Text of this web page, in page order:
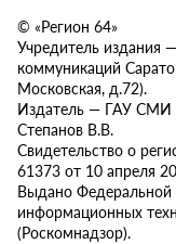
© «Регион 64»
Учредитель издания
коммуникаций
Московская, д.72).
Издатель — ГАУ СМИ
Степанов В.В.
Свидетельство о
61373 от 10 апреля
Выдано Федеральной
информационных
(Роскомнадзор).